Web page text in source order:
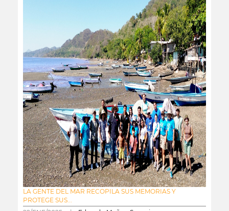
LA GENTE DEL MAR RECOPILA SUS MEMORIAS Y
PROTEGE SUS...